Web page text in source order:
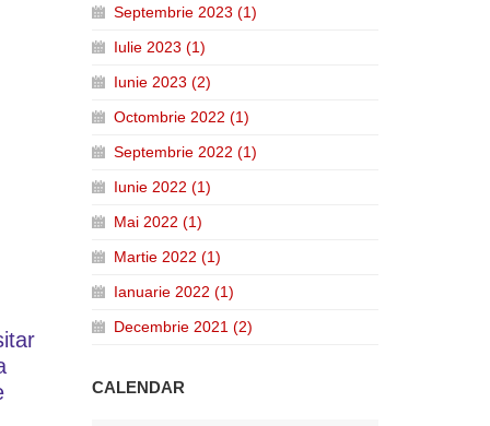
Septembrie 2023 (1)
Iulie 2023 (1)
Iunie 2023 (2)
Octombrie 2022 (1)
Septembrie 2022 (1)
Iunie 2022 (1)
Mai 2022 (1)
Martie 2022 (1)
Ianuarie 2022 (1)
Decembrie 2021 (2)
CALENDAR